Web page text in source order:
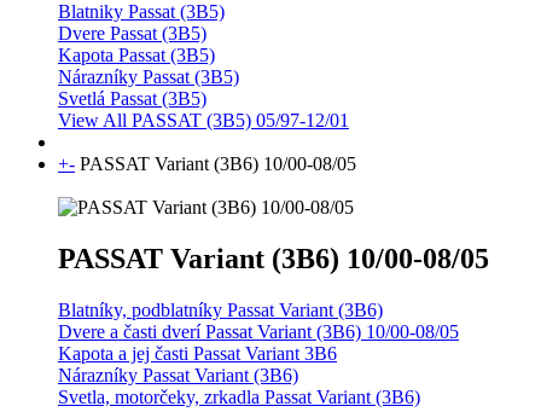
Blatniky Passat (3B5)
Dvere Passat (3B5)
Kapota Passat (3B5)
Nárazníky Passat (3B5)
Svetlá Passat (3B5)
View All PASSAT (3B5) 05/97-12/01
+- PASSAT Variant (3B6) 10/00-08/05
PASSAT Variant (3B6) 10/00-08/05
Blatníky, podblatníky Passat Variant (3B6)
Dvere a časti dverí Passat Variant (3B6) 10/00-08/05
Kapota a jej časti Passat Variant 3B6
Nárazníky Passat Variant (3B6)
Svetla, motorčeky, zrkadla Passat Variant (3B6)